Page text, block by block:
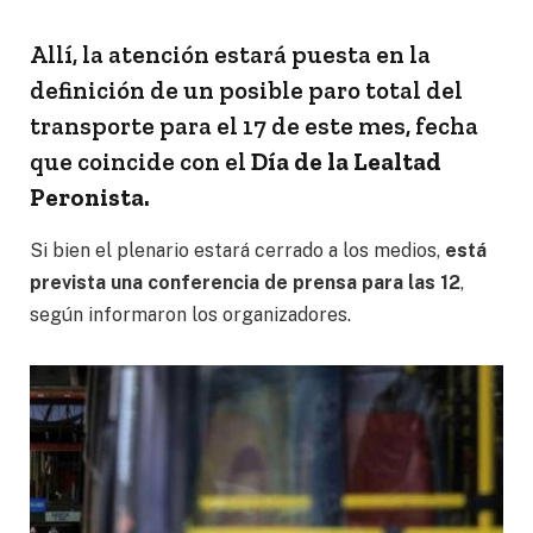
Allí, la atención estará puesta en la
definición de un posible paro total del
transporte para el 17 de este mes, fecha
que coincide con el Día de la Lealtad
Peronista.
Si bien el plenario estará cerrado a los medios, está
prevista una conferencia de prensa para las 12,
según informaron los organizadores.